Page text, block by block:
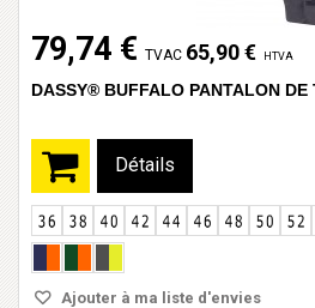
79,74 € TVAC 65,90 € HTVA
DASSY® BUFFALO PANTALON DE
Détails
Ajouter à ma liste d'envies